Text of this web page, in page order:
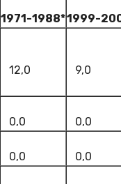
1971-1988*1999-
12,0 9,0
0,0 0,0
0,0 0,0